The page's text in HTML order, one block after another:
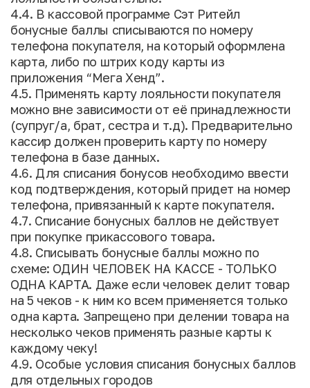
4.4. В кассовой программе Сэт Ритейл
бонусные баллы списываются по номеру
телефона покупателя, на который оформлена
карта, либо по штрих коду карты из
приложения “Мега Хенд”.
4.5. Применять карту лояльности покупателя
можно вне зависимости от её принадлежности
(супруг/а, брат, сестра и т.д). Предварительно
кассир должен проверить карту по номеру
телефона в базе данных.
4.6. Для списания бонусов необходимо ввести
код подтверждения, который придет на номер
телефона, привязанный к карте покупателя.
4.7. Списание бонусных баллов не действует
при покупке прикассового товара.
4.8. Списывать бонусные баллы можно по
схеме: ОДИН ЧЕЛОВЕК НА КАССЕ - ТОЛЬКО
ОДНА КАРТА. Даже если человек делит товар
на 5 чеков - к ним ко всем применяется только
одна карта. Запрещено при делении товара на
несколько чеков применять разные карты к
каждому чеку!
4.9. Особые условия списания бонусных баллов
для отдельных городов